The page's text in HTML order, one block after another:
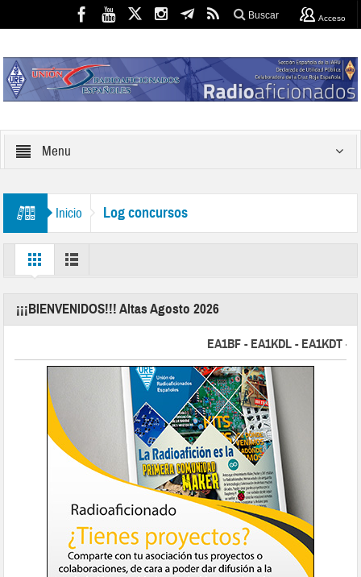
Buscar Acceso
Menu
Inicio Log concursos
¡¡¡BIENVENIDOS!!! Altas Agosto 2026
EA1BF - EA1KDL - EA1KDT -